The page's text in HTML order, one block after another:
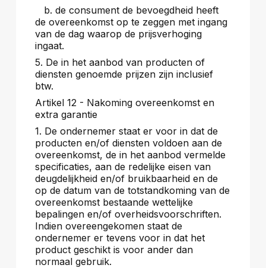
b. de consument de bevoegdheid heeft
de overeenkomst op te zeggen met ingang
van de dag waarop de prijsverhoging
ingaat.
5. De in het aanbod van producten of
diensten genoemde prijzen zijn inclusief
btw.
Artikel 12 - Nakoming overeenkomst en
extra garantie
1. De ondernemer staat er voor in dat de
producten en/of diensten voldoen aan de
overeenkomst, de in het aanbod vermelde
specificaties, aan de redelijke eisen van
deugdelijkheid en/of bruikbaarheid en de
op de datum van de totstandkoming van de
overeenkomst bestaande wettelijke
bepalingen en/of overheidsvoorschriften.
Indien overeengekomen staat de
ondernemer er tevens voor in dat het
product geschikt is voor ander dan
normaal gebruik.